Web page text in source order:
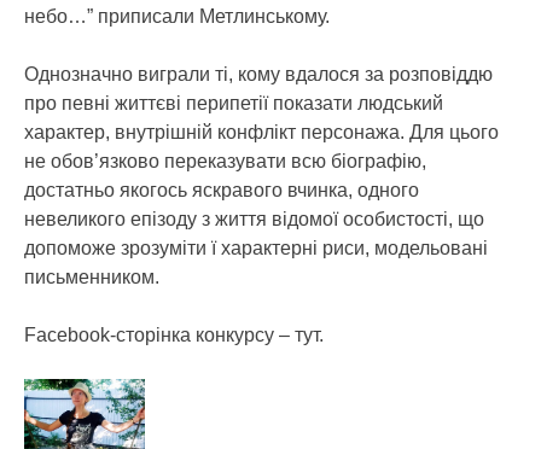
небо…” приписали Метлинському.
Однозначно виграли ті, кому вдалося за розповіддю
про певні життєві перипетії показати людський
характер, внутрішній конфлікт персонажа. Для цього
не обов’язково переказувати всю біографію,
достатньо якогось яскравого вчинка, одного
невеликого епізоду з життя відомої особистості, що
допоможе зрозуміти ї характерні риси, модельовані
письменником.
Facebook-сторінка конкурсу – тут.